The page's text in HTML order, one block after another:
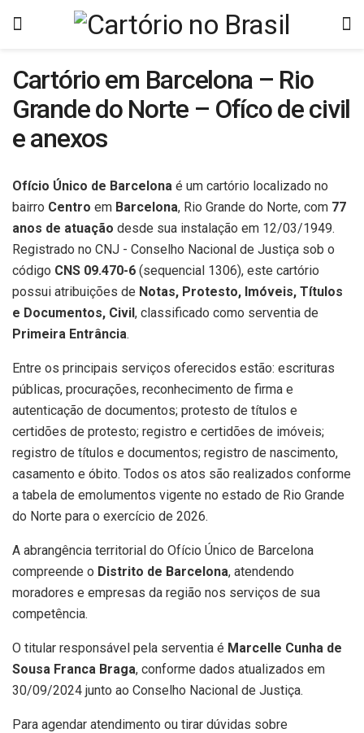
Cartório em Barcelona – Rio
Grande do Norte – Ofíco de civil
e anexos
Ofício Único de Barcelona é um cartório localizado no
bairro Centro em Barcelona, Rio Grande do Norte, com 77
anos de atuação desde sua instalação em 12/03/1949.
Registrado no CNJ - Conselho Nacional de Justiça sob o
código CNS 09.470-6 (sequencial 1306), este cartório
possui atribuições de Notas, Protesto, Imóveis, Títulos
e Documentos, Civil, classificado como serventia de
Primeira Entrância.
Entre os principais serviços oferecidos estão: escrituras
públicas, procurações, reconhecimento de firma e
autenticação de documentos; protesto de títulos e
certidões de protesto; registro e certidões de imóveis;
registro de títulos e documentos; registro de nascimento,
casamento e óbito. Todos os atos são realizados conforme
a tabela de emolumentos vigente no estado de Rio Grande
do Norte para o exercício de 2026.
A abrangência territorial do Ofício Único de Barcelona
compreende o Distrito de Barcelona, atendendo
moradores e empresas da região nos serviços de sua
competência.
O titular responsável pela serventia é Marcelle Cunha de
Sousa Franca Braga, conforme dados atualizados em
30/09/2024 junto ao Conselho Nacional de Justiça.
Para agendar atendimento ou tirar dúvidas sobre